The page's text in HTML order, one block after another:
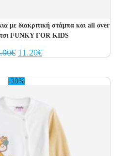
με διακριτική στάμπα και all over
FUNKY FOR KIDS
€ Original
price
11.20€Current
price
-30%